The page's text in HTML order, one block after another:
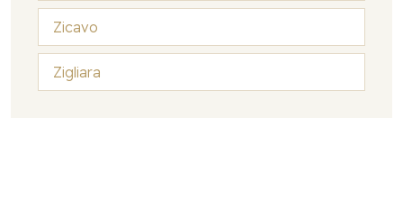
Zicavo
Zigliara